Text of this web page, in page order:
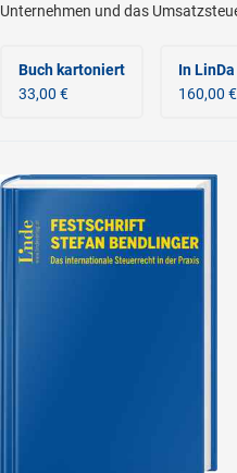
Unternehmen und das
Buch kartoniert
33,00 €
In LinDa
160,00 €